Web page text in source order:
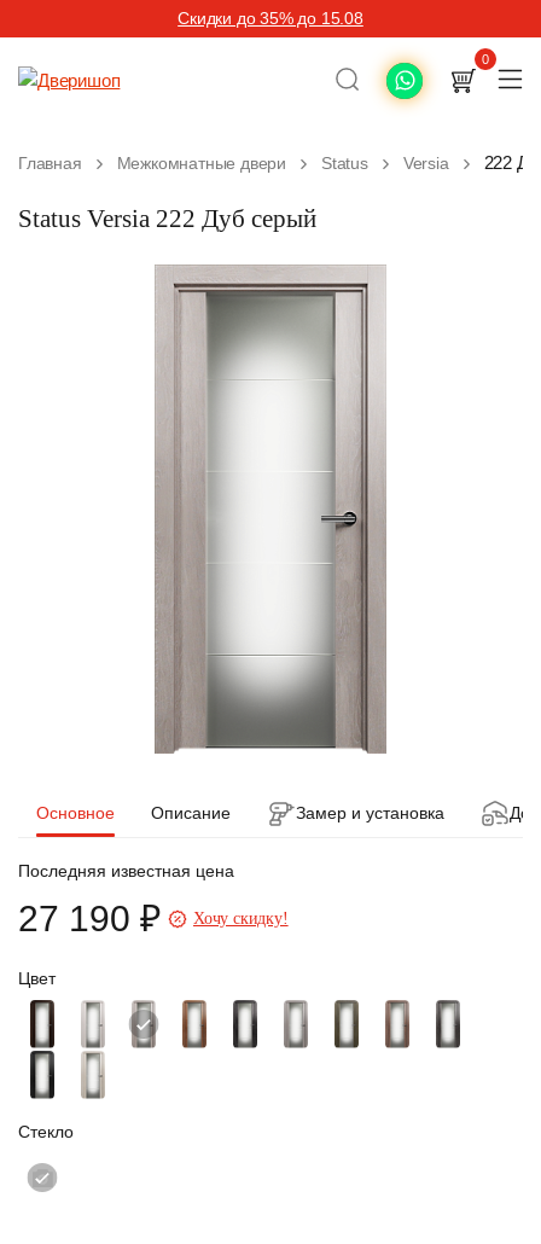
Скидки до 35% до 15.08
0
Главная Межкомнатные двери Status Versia 222
Status Versia 222 Дуб серый
Основное Описание Замер и установка
Цвет
Стекло
Последняя известная цена
27 190 ₽ Хочу скидку!